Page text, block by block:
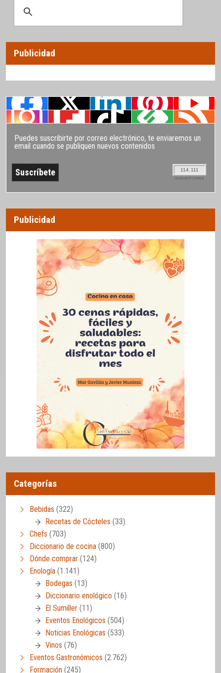
Publicidad
Puedes suscribirte por correo electrónico, te enviaremos un
email cuando se publiquen nuevos contenidos
114.111
SUSCRIPTORES
Publicidad
Categorías
Bebidas (322)
Recetas de Cócteles (33)
Chefs (703)
Diccionario de cocina (800)
Dónde comprar (124)
Enología (1.141)
Bodegas (13)
Diccionario enológico (16)
El Sumiller (11)
Eventos Enológicos (504)
Noticias Enológicas (533)
Vinos (76)
Eventos Gastronómicos (2.762)
Formación (245)